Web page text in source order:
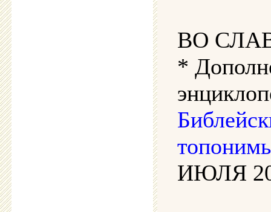
ВО
*
ИЮЛЯ